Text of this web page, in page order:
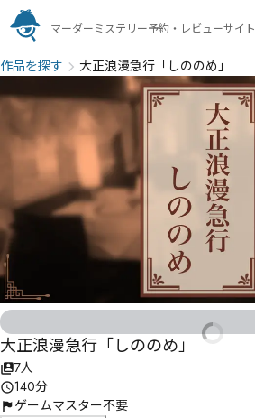
マーダーミステリー予約・レビューサイト
作品を探す 大正浪漫急行「しののめ」
大正浪漫急行「しののめ」
7人
140分
ゲームマスター不要